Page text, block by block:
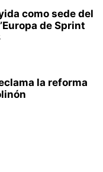
como sede del
de Sprint
la reforma